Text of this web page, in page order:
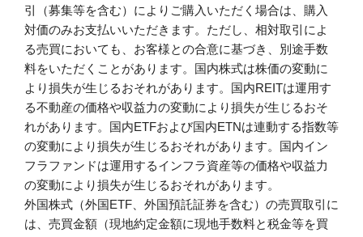
引（募集等を含む）によりご購入いただく場合は、購入
対価のみお支払いいただきます。ただし、相対取引によ
る売買においても、お客様との合意に基づき、別途手数
料をいただくことがあります。国内株式は株価の変動に
より損失が生じるおそれがあります。国内REITは運用す
る不動産の価格や収益力の変動により損失が生じるおそ
れがあります。国内ETFおよび国内ETNは連動する指数等
の変動により損失が生じるおそれがあります。国内イン
フラファンドは運用するインフラ資産等の価格や収益力
の変動により損失が生じるおそれがあります。
外国株式（外国ETF、外国預託証券を含む）の売買取引に
は、売買金額（現地約定金額に現地手数料と税金等を買